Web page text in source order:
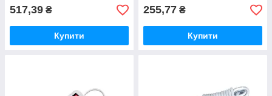
517,39 ₴
Купити
255,77 ₴
Купити